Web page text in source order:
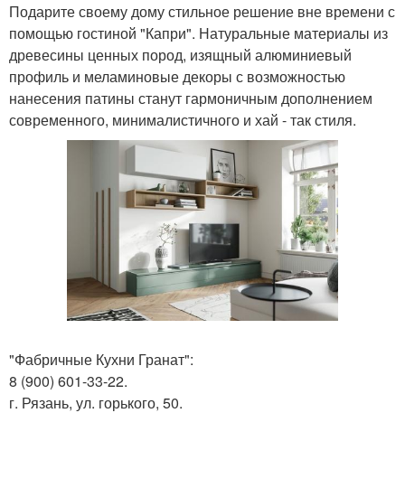
Подарите своему дому стильное решение вне времени с
помощью гостиной "Капри". Натуральные материалы из
древесины ценных пород, изящный алюминиевый
профиль и меламиновые декоры с возможностью
нанесения патины станут гармоничным дополнением
современного, минималистичного и хай - так стиля.
"Фабричные Кухни Гранат":
8 (900) 601-33-22.
г. Рязань, ул. горького, 50.